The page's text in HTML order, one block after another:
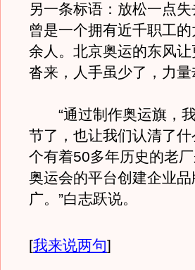
另一条标语：放松一点
曾是一个拥有近千职工
余人。北京奥运的东风让
沓来，人手虽少了，力量
“通过制作奥运旗，我
节了，也让我们认清了
个有着50多年历史的老
奥运会的平台创建企业
广。”白志跃说。
[我来说两句]